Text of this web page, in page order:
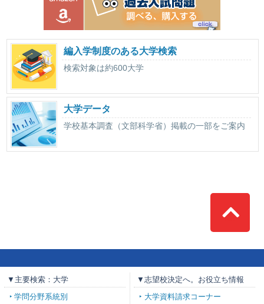
編入学制度のある大学検索
検索対象は約600大学
大学データ
学校基本調査（文部科学省）掲載の一部をご案内
Top
▼主要検索：大学
学問分野系統別
▼志望校決定へ。お役立ち情報
大学資料請求コーナー